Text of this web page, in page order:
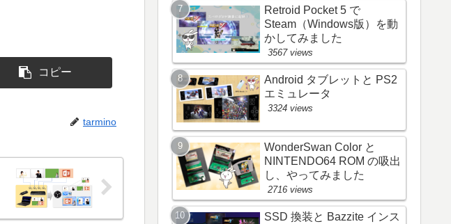
コピー
tarmino
Retroid Pocket 5 で
Steam（Windows版）を動
かしてみました
3567 views
Android タブレットと PS2
エミュレータ
3324 views
WonderSwan Color と
NINTENDO64 ROM の吸出
し、やってみました
2716 views
SSD 換装と Bazzite インス